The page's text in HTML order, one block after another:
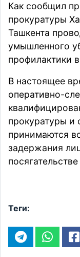
Как сообщил
прокуратуры
Ташкента
умышленного
профилактики
В настоящее
оперативно-
прокуратуры и
принимаются
задержания
Теги: